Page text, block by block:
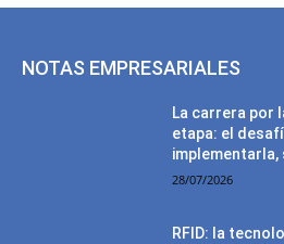
NOTAS EMPRESARIALES
La carrera por
etapa: el
28/07/2026
RFID: la